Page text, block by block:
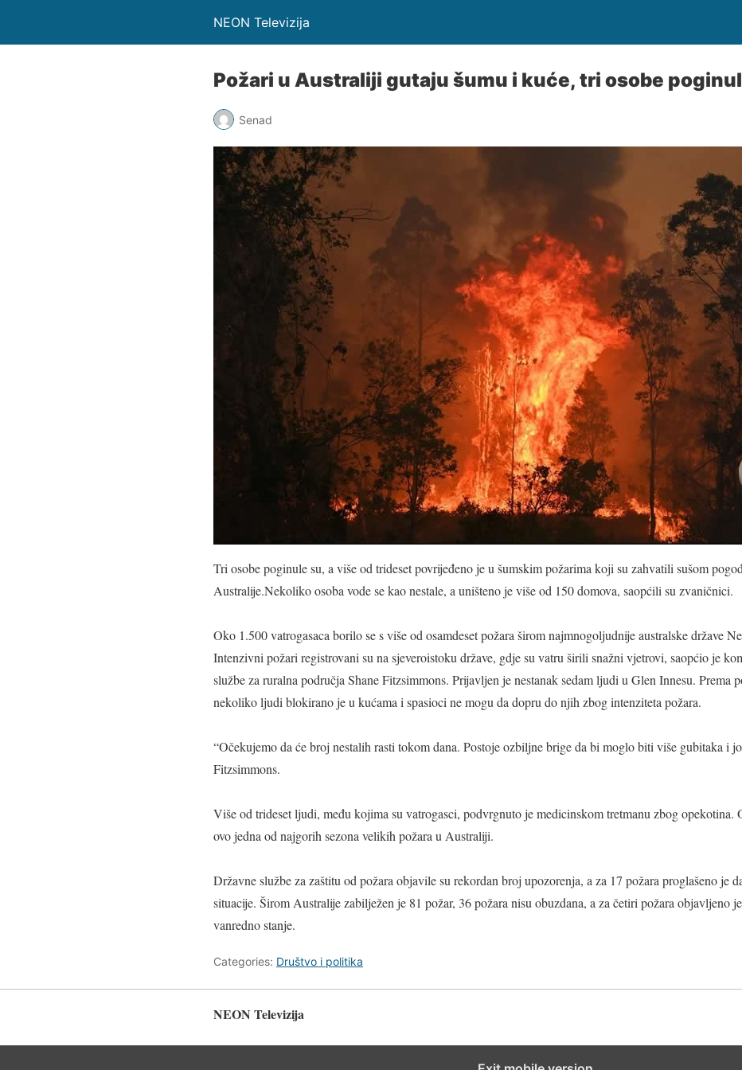
NEON Televizija
Požari u Australiji gutaju šumu i kuće, tri osobe
Senad
Tri osobe poginule su, a više od trideset povrijeđeno je u šumskim požarima koji su zahvatili sušom
Australije.Nekoliko osoba vode se kao nestale, a uništeno je više od 150 domova, saopćili su zvaničnici.
Oko 1.500 vatrogasaca borilo se s više od osamdeset požara širom najmnogoljudnije australske države
Intenzivni požari registrovani su na sjeveroistoku države, gdje su vatru širili snažni vjetrovi, saopćio je
službe za ruralna područja Shane Fitzsimmons. Prijavljen je nestanak sedam ljudi u Glen Innesu. Prema
nekoliko ljudi blokirano je u kućama i spasioci ne mogu da dopru do njih zbog intenziteta požara.
“Očekujemo da će broj nestalih rasti tokom dana. Postoje ozbiljne brige da bi moglo biti više gubitaka i
Fitzsimmons.
Više od trideset ljudi, među kojima su vatrogasci, podvrgnuto je medicinskom tretmanu zbog opekotina.
ovo jedna od najgorih sezona velikih požara u Australiji.
Državne službe za zaštitu od požara objavile su rekordan broj upozorenja, a za 17 požara proglašeno je
situacije. Širom Australije zabilježen je 81 požar, 36 požara nisu obuzdana, a za četiri požara objavljeno
vanredno stanje.
Categories: Društvo i politika
NEON Televizija